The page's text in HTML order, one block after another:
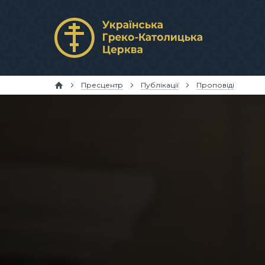
Пресцентр Публікації Проповіді